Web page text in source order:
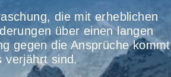
die mit erheblichen
über einen langen
gegen die Ansprüche kommt
verjährt sind.